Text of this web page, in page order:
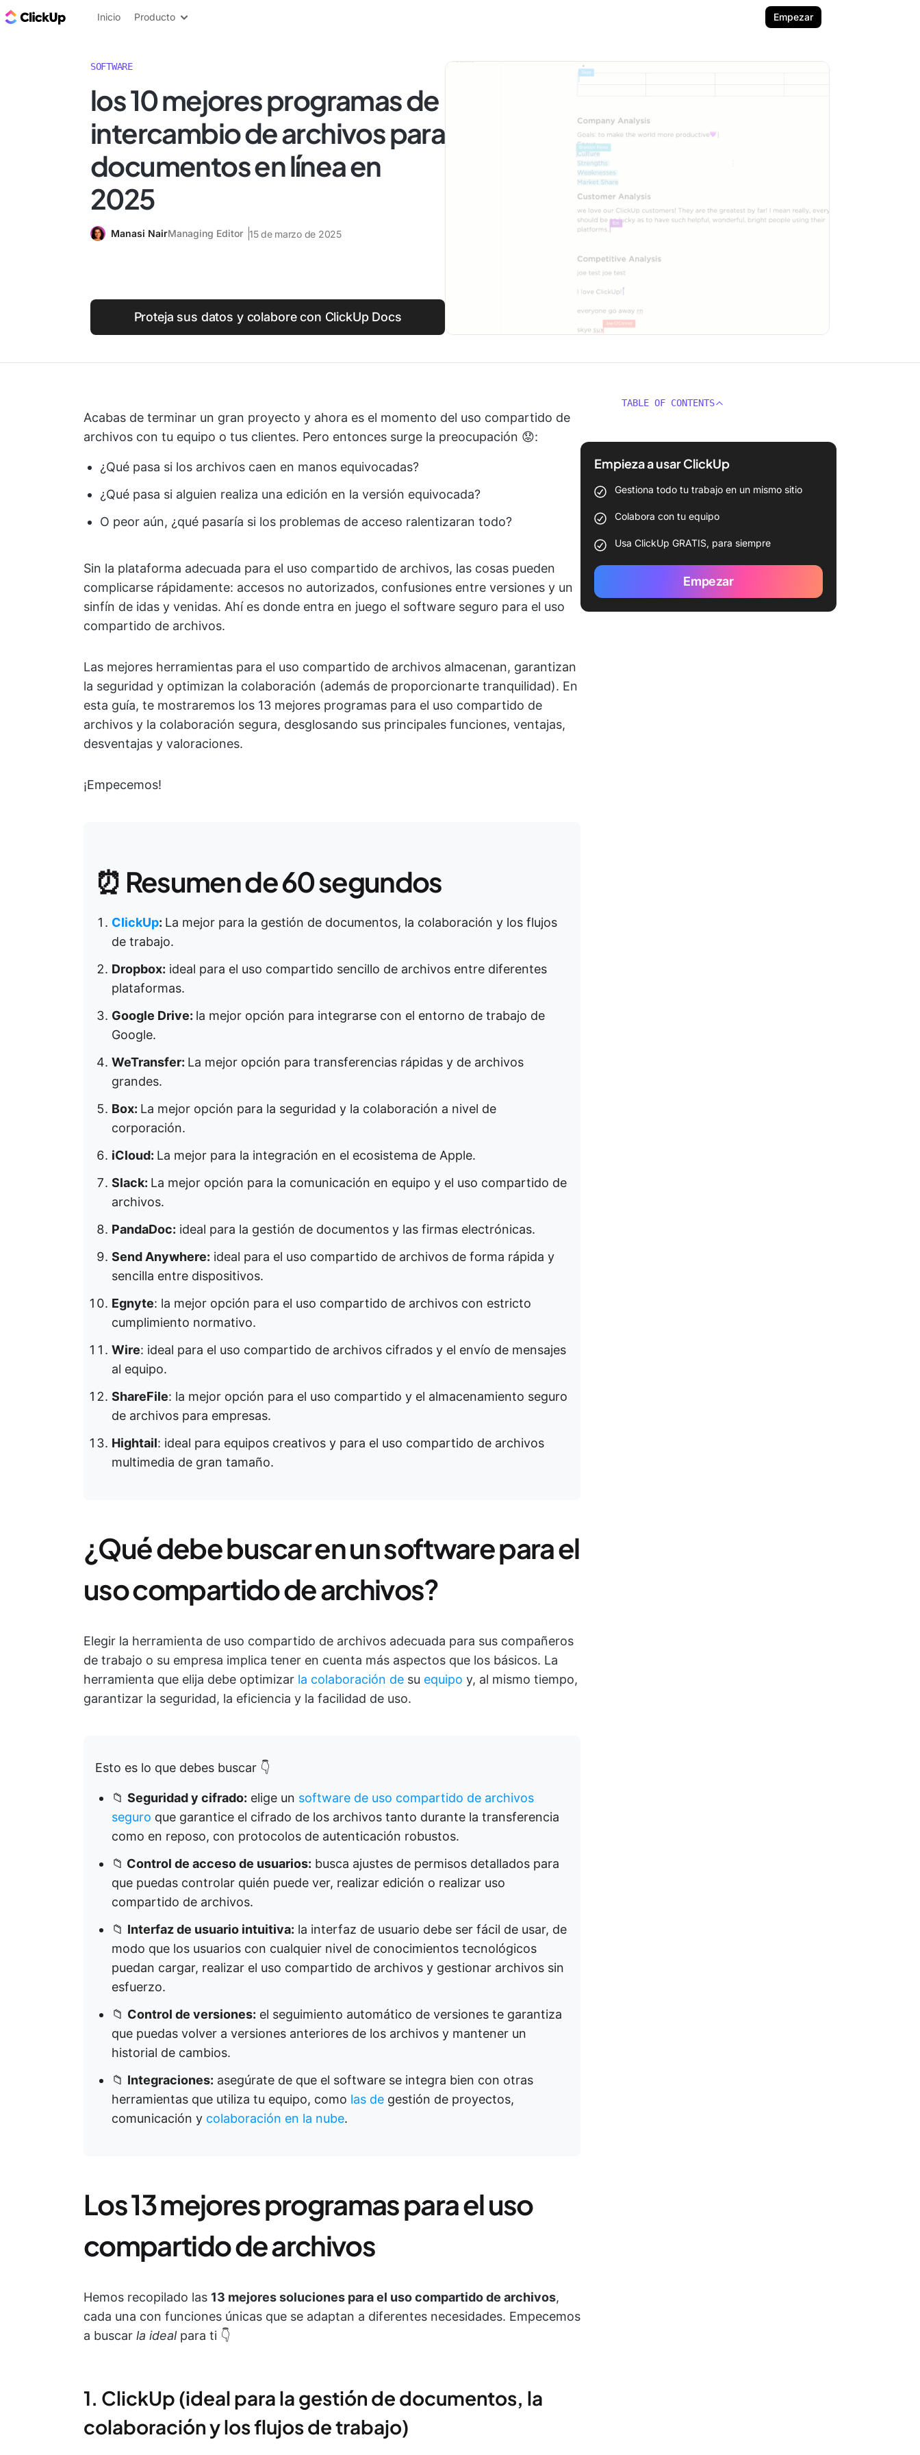
ClickUp Blog
Inicio Producto Empezar
SOFTWARE
los 10 mejores programas de
intercambio de archivos para
documentos en línea en
2025
Manasi NairManaging Editor 15 de marzo de 2025
Proteja sus datos y colabore con ClickUp Docs
Acabas de terminar un gran proyecto y ahora es el momento del uso compartido de
archivos con tu equipo o tus clientes. Pero entonces surge la preocupación 😟:
¿Qué pasa si los archivos caen en manos equivocadas?
¿Qué pasa si alguien realiza una edición en la versión equivocada?
O peor aún, ¿qué pasaría si los problemas de acceso ralentizaran todo?
Sin la plataforma adecuada para el uso compartido de archivos, las cosas pueden
complicarse rápidamente: accesos no autorizados, confusiones entre versiones y un
sinfín de idas y venidas. Ahí es donde entra en juego el software seguro para el uso
compartido de archivos.
Las mejores herramientas para el uso compartido de archivos almacenan, garantizan
la seguridad y optimizan la colaboración (además de proporcionarte tranquilidad). En
esta guía, te mostraremos los 13 mejores programas para el uso compartido de
archivos y la colaboración segura, desglosando sus principales funciones, ventajas,
desventajas y valoraciones.
¡Empecemos!
⏰ Resumen de 60 segundos
ClickUp: La mejor para la gestión de documentos, la colaboración y los flujos
de trabajo.
Dropbox: ideal para el uso compartido sencillo de archivos entre diferentes
plataformas.
Google Drive: la mejor opción para integrarse con el entorno de trabajo de
Google.
WeTransfer: La mejor opción para transferencias rápidas y de archivos
grandes.
Box: La mejor opción para la seguridad y la colaboración a nivel de
corporación.
iCloud: La mejor para la integración en el ecosistema de Apple.
Slack: La mejor opción para la comunicación en equipo y el uso compartido de
archivos.
PandaDoc: ideal para la gestión de documentos y las firmas electrónicas.
Send Anywhere: ideal para el uso compartido de archivos de forma rápida y
sencilla entre dispositivos.
Egnyte: la mejor opción para el uso compartido de archivos con estricto
cumplimiento normativo.
Wire: ideal para el uso compartido de archivos cifrados y el envío de mensajes
al equipo.
ShareFile: la mejor opción para el uso compartido y el almacenamiento seguro
de archivos para empresas.
Hightail: ideal para equipos creativos y para el uso compartido de archivos
multimedia de gran tamaño.
¿Qué debe buscar en un software para el
uso compartido de archivos?
Elegir la herramienta de uso compartido de archivos adecuada para sus compañeros
de trabajo o su empresa implica tener en cuenta más aspectos que los básicos. La
herramienta que elija debe optimizar la colaboración de su equipo y, al mismo tiempo,
garantizar la seguridad, la eficiencia y la facilidad de uso.
Esto es lo que debes buscar 👇
📁 Seguridad y cifrado: elige un software de uso compartido de archivos
seguro que garantice el cifrado de los archivos tanto durante la transferencia
como en reposo, con protocolos de autenticación robustos.
📁 Control de acceso de usuarios: busca ajustes de permisos detallados para
que puedas controlar quién puede ver, realizar edición o realizar uso
compartido de archivos.
📁 Interfaz de usuario intuitiva: la interfaz de usuario debe ser fácil de usar, de
modo que los usuarios con cualquier nivel de conocimientos tecnológicos
puedan cargar, realizar el uso compartido de archivos y gestionar archivos sin
esfuerzo.
📁 Control de versiones: el seguimiento automático de versiones te garantiza
que puedas volver a versiones anteriores de los archivos y mantener un
historial de cambios.
📁 Integraciones: asegúrate de que el software se integra bien con otras
herramientas que utiliza tu equipo, como las de gestión de proyectos,
comunicación y colaboración en la nube.
Los 13 mejores programas para el uso
compartido de archivos
Hemos recopilado las 13 mejores soluciones para el uso compartido de archivos,
cada una con funciones únicas que se adaptan a diferentes necesidades. Empecemos
a buscar la ideal para ti 👇
1. ClickUp (ideal para la gestión de documentos, la
colaboración y los flujos de trabajo)
TABLE OF CONTENTS
Empieza a usar ClickUp
Gestiona todo tu trabajo en un mismo sitio
Colabora con tu equipo
Usa ClickUp GRATIS, para siempre
Empezar